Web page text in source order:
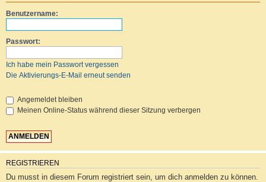
Benutzername:
Passwort:
Ich habe mein Passwort vergessen
Die Aktivierungs-E-Mail erneut senden
Angemeldet bleiben
Meinen Online-Status während dieser Sitzung verbergen
REGISTRIEREN
Du musst in diesem Forum registriert sein, um dich anmelden zu können.